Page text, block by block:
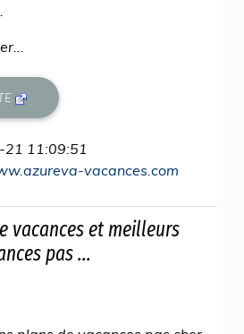
11:09:51
vacances.com
vacances et meilleurs
pas ...